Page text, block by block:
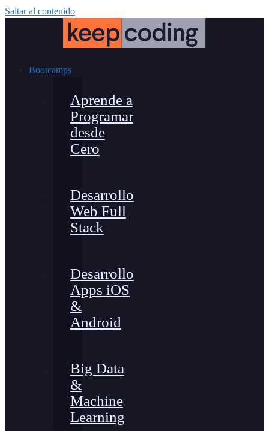
Saltar al contenido
Bootcamps
Aprende a
Programar
desde
Cero
Desarrollo
Web Full
Stack
Desarrollo
Apps iOS
&
Android
Big Data
&
Machine
Learning